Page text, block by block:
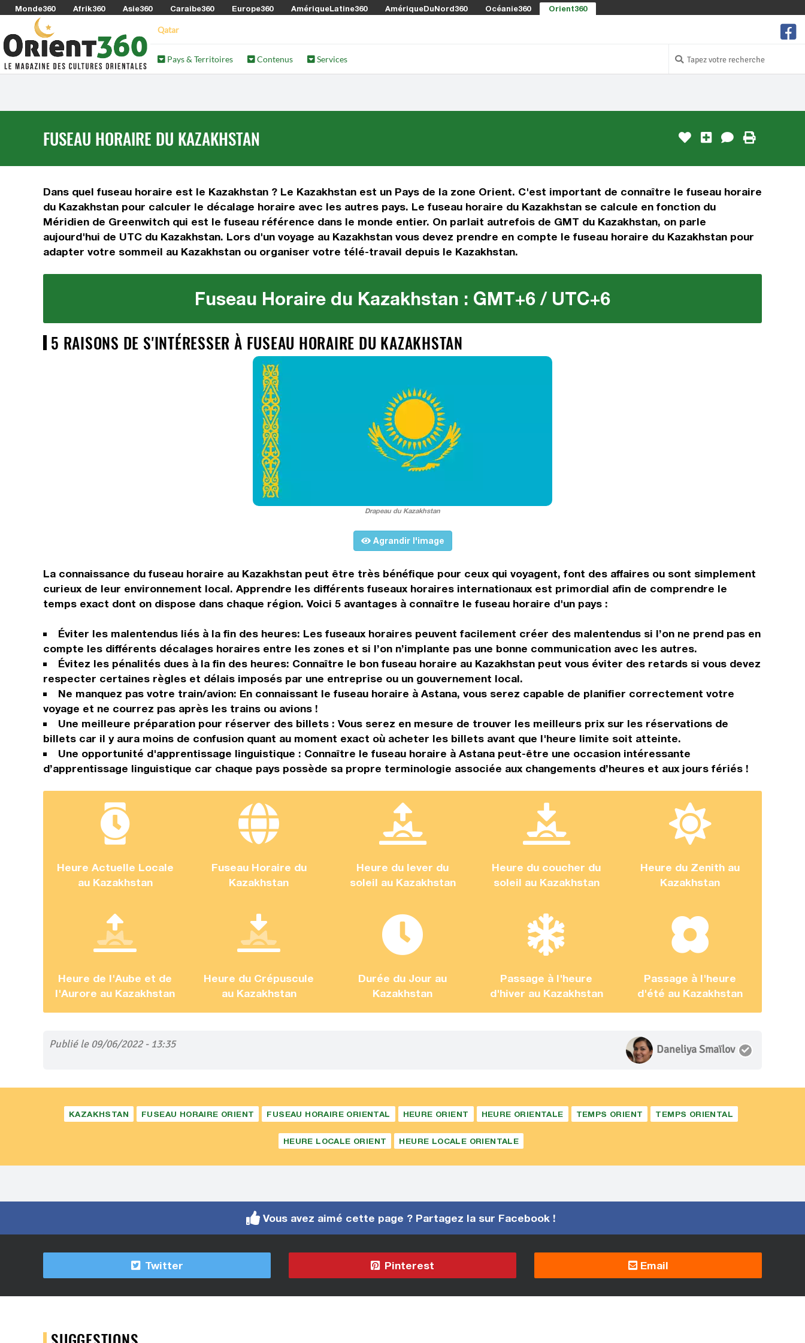
Monde360 Afrik360 Asie360 Caraibe360 Europe360 AmériqueLatine360 AmériqueDuNord360 Océanie360 Orient360
Qatar
Pays & Territoires Contenus Services
FUSEAU HORAIRE DU KAZAKHSTAN
Dans quel fuseau horaire est le Kazakhstan ? Le Kazakhstan est un Pays de la zone Orient. C'est important de connaître le fuseau horaire
du Kazakhstan pour calculer le décalage horaire avec les autres pays. Le fuseau horaire du Kazakhstan se calcule en fonction du
Méridien de Greenwitch qui est le fuseau référence dans le monde entier. On parlait autrefois de GMT du Kazakhstan, on parle
aujourd'hui de UTC du Kazakhstan. Lors d'un voyage au Kazakhstan vous devez prendre en compte le fuseau horaire du Kazakhstan pour
adapter votre sommeil au Kazakhstan ou organiser votre télé-travail depuis le Kazakhstan.
Fuseau Horaire du Kazakhstan : GMT+6 / UTC+6
5 RAISONS DE S'INTÉRESSER À FUSEAU HORAIRE DU KAZAKHSTAN
Drapeau du Kazakhstan
Agrandir l'image
La connaissance du fuseau horaire au Kazakhstan peut être très bénéfique pour ceux qui voyagent, font des affaires ou sont simplement
curieux de leur environnement local. Apprendre les différents fuseaux horaires internationaux est primordial afin de comprendre le
temps exact dont on dispose dans chaque région. Voici 5 avantages à connaître le fuseau horaire d'un pays :
Éviter les malentendus liés à la fin des heures: Les fuseaux horaires peuvent facilement créer des malentendus si l’on ne prend pas en
compte les différents décalages horaires entre les zones et si l’on n’implante pas une bonne communication avec les autres.
Évitez les pénalités dues à la fin des heures: Connaître le bon fuseau horaire au Kazakhstan peut vous éviter des retards si vous devez
respecter certaines règles et délais imposés par une entreprise ou un gouvernement local.
Ne manquez pas votre train/avion: En connaissant le fuseau horaire à Astana, vous serez capable de planifier correctement votre
voyage et ne courrez pas après les trains ou avions !
Une meilleure préparation pour réserver des billets : Vous serez en mesure de trouver les meilleurs prix sur les réservations de
billets car il y aura moins de confusion quant au moment exact où acheter les billets avant que l'heure limite soit atteinte.
Une opportunité d'apprentissage linguistique : Connaître le fuseau horaire à Astana peut-être une occasion intéressante
d’apprentissage linguistique car chaque pays possède sa propre terminologie associée aux changements d’heures et aux jours fériés !
Heure Actuelle Locale
au Kazakhstan
Fuseau Horaire du
Kazakhstan
Heure du lever du
soleil au Kazakhstan
Heure du coucher du
soleil au Kazakhstan
Heure du Zenith au
Kazakhstan
Heure de l'Aube et de
l'Aurore au Kazakhstan
Heure du Crépuscule
au Kazakhstan
Durée du Jour au
Kazakhstan
Passage à l'heure
d'hiver au Kazakhstan
Passage à l'heure
d'été au Kazakhstan
Publié le 09/06/2022 - 13:35 Daneliya Smaïlov
KAZAKHSTAN FUSEAU HORAIRE ORIENT FUSEAU HORAIRE ORIENTAL HEURE ORIENT HEURE ORIENTALE TEMPS ORIENT TEMPS ORIENTAL
HEURE LOCALE ORIENT HEURE LOCALE ORIENTALE
Vous avez aimé cette page ? Partagez la sur Facebook !
Twitter Pinterest Email